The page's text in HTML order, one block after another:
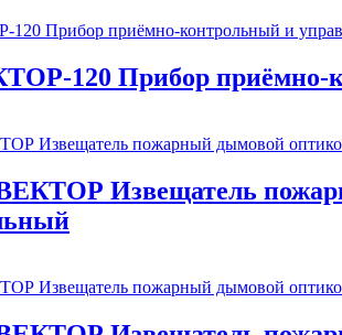
120 Прибор приёмно-
Извещатель